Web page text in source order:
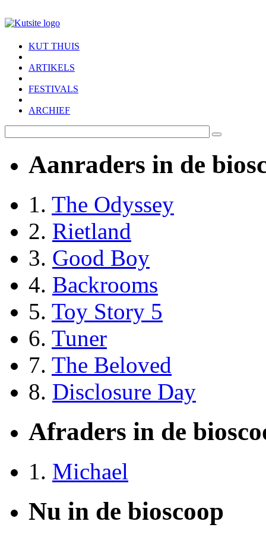
KUT THUIS
ARTIKELS
FESTIVALS
ARCHIEF
Aanraders in de
1. The Odyssey
2. Rietland
3. Good Boy
4. Backrooms
5. Toy Story 5
6. Tuner
7. The Beloved
8. Disclosure Day
Afraders in de
1. Michael
Nu in de bioscoop